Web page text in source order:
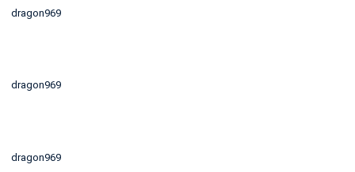
dragon969
dragon969
dragon969